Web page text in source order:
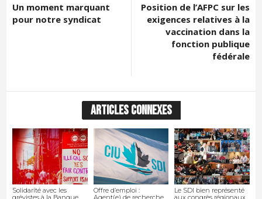
Un moment marquant
pour notre syndicat
Position de l’AFPC sur les
exigences relatives à la
vaccination dans la
fonction publique
fédérale
ARTICLES CONNEXES
Solidarité avec les
grévistes à la Banque
Offre d’emploi :
Agent(e) de recherche
Le SDI bien représenté
aux congrès régionaux